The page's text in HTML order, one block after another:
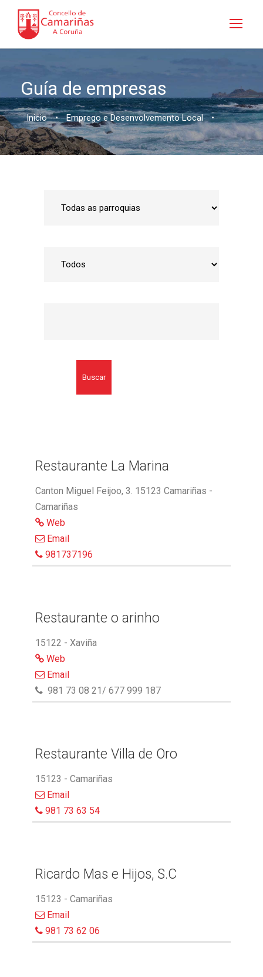
Guía de empresas
Inicio • Emprego e Desenvolvemento Local •
Buscar
Restaurante La Marina
Canton Miguel Feijoo, 3. 15123 Camariñas -
Camariñas
Web
Email
981737196
Restaurante o arinho
15122 - Xaviña
Web
Email
981 73 08 21/ 677 999 187
Restaurante Villa de Oro
15123 - Camariñas
Email
981 73 63 54
Ricardo Mas e Hijos, S.C
15123 - Camariñas
Email
981 73 62 06